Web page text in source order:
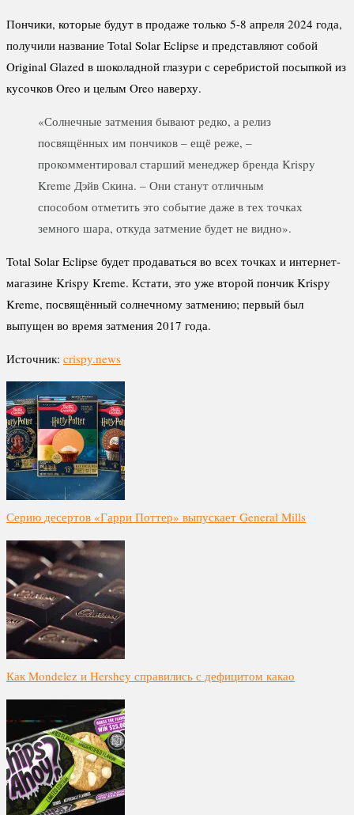
Пончики, которые будут в продаже только 5-8 апреля 2024 года,
получили название Total Solar Eclipse и представляют собой
Original Glazed в шоколадной глазури с серебристой посыпкой из
кусочков Oreo и целым Oreo наверху.
«Солнечные затмения бывают редко, а релиз
посвящённых им пончиков – ещё реже, –
прокомментировал старший менеджер бренда Krispy
Kreme Дэйв Скина. – Они станут отличным
способом отметить это событие даже в тех точках
земного шара, откуда затмение будет не видно».
Total Solar Eclipse будет продаваться во всех точках и интернет-
магазине Krispy Kreme. Кстати, это уже второй пончик Krispy
Kreme, посвящённый солнечному затмению; первый был
выпущен во время затмения 2017 года.
Источник: crispy.news
Серию десертов «Гарри Поттер» выпускает General Mills
Как Mondelez и Hershey справились с дефицитом какао